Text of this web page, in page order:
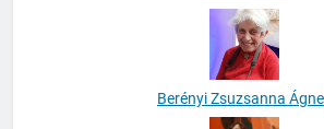
Dettre Gábor
Berényi Zsuzsanna Ágnes